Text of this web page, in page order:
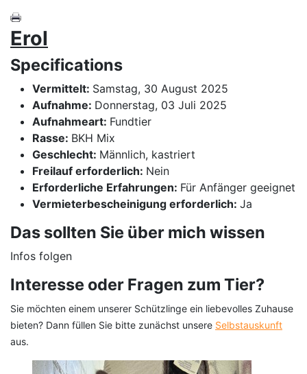
Erol
Specifications
Vermittelt: Samstag, 30 August 2025
Aufnahme: Donnerstag, 03 Juli 2025
Aufnahmeart: Fundtier
Rasse: BKH Mix
Geschlecht: Männlich, kastriert
Freilauf erforderlich: Nein
Erforderliche Erfahrungen: Für Anfänger geeignet
Vermieterbescheinigung erforderlich: Ja
Das sollten Sie über mich wissen
Infos folgen
Interesse oder Fragen zum Tier?
Sie möchten einem unserer Schützlinge ein liebevolles Zuhause
bieten? Dann füllen Sie bitte zunächst unsere Selbstauskunft
aus.